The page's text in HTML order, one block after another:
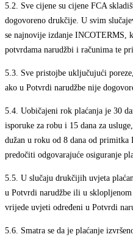
5.2.
Sve cijene su cijene FCA
dogovoreno drukčije. U svim
se najnovije izdanje INCOTERMS,
potvrdama narudžbi i računima te
5.3. Sve pristojbe uključujući
ako u Potvrdi narudžbe nije
5.4. Uobičajeni rok plaćanja je 30
isporuke za robu i 15 dana za
dužan u roku od 8 dana od primitka
predočiti odgovarajuće osiguranje
5.5. U slučaju drukčijih uvjeta
u Potvrdi narudžbe ili u sklopljenom
vrijede uvjeti određeni u Potvrdi
5.6. Smatra se da je plaćanje